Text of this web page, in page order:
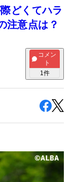
どくてハラ
意点は？
コメン
ト
1件